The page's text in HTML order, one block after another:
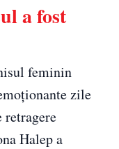
a fost
feminin
zile
Halep a